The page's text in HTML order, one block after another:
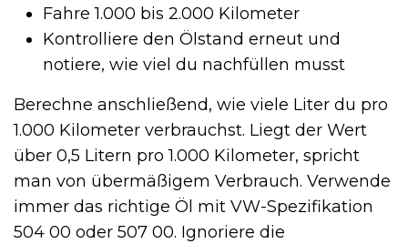
Fahre 1.000 bis 2.000 Kilometer
Kontrolliere den Ölstand erneut und
notiere, wie viel du nachfüllen musst
Berechne anschließend, wie viele Liter du pro
1.000 Kilometer verbrauchst. Liegt der Wert
über 0,5 Litern pro 1.000 Kilometer, spricht
man von übermäßigem Verbrauch. Verwende
immer das richtige Öl mit VW-Spezifikation
504 00 oder 507 00. Ignoriere die